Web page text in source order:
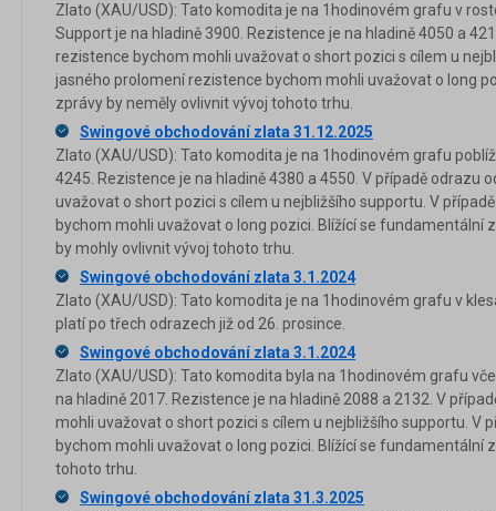
Zlato (XAU/USD): Tato komodita je na 1hodinovém grafu v
Support je na hladině 3900. Rezistence je na hladině 4050 a
rezistence bychom mohli uvažovat o short pozici s cílem u
jasného prolomení rezistence bychom mohli uvažovat o long
zprávy by neměly ovlivnit vývoj tohoto trhu.
Swingové obchodování zlata 31.12.2025
Zlato (XAU/USD): Tato komodita je na 1hodinovém grafu
4245. Rezistence je na hladině 4380 a 4550. V případě odrazu
uvažovat o short pozici s cílem u nejbližšího supportu. V
bychom mohli uvažovat o long pozici. Blížící se fundamentální
by mohly ovlivnit vývoj tohoto trhu.
Swingové obchodování zlata 3.1.2024
Zlato (XAU/USD): Tato komodita je na 1hodinovém grafu v
platí po třech odrazech již od 26. prosince.
Swingové obchodování zlata 3.1.2024
Zlato (XAU/USD): Tato komodita byla na 1hodinovém grafu
na hladině 2017. Rezistence je na hladině 2088 a 2132. V
mohli uvažovat o short pozici s cílem u nejbližšího supportu. V
bychom mohli uvažovat o long pozici. Blížící se fundamentální
tohoto trhu.
Swingové obchodování zlata 31.3.2025